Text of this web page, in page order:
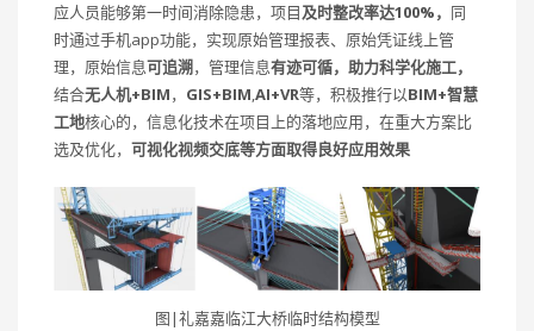
应人员能够第一时间消除隐患，项目及时整改率达100%， 同
时通过手机app功能，实现原始管理报表、原始凭证线上管
理，原始信息可追溯，管理信息有迹可循，助力科学化施工，
结合无人机+BIM， GIS+BIM,AI+VR等，积极推行以BIM+智慧
工地核心的，信息化技术在项目上的落地应用，在重大方案比
选及优化， 可视化视频交底等方面取得良好应用效果
图|礼嘉嘉临江大桥临时结构模型